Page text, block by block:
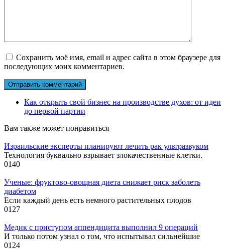
Сохранить моё имя, email и адрес сайта в этом браузере для
последующих моих комментариев.
Как открыть свой бизнес на производстве духов: от идеи
до первой партии
Вам также может понравиться
Израильские эксперты планируют лечить рак ультразвуком
Технология буквально взрывает злокачественные клетки.
0140
Ученые: фруктово-овощная диета снижает риск заболеть
диабетом
Если каждый день есть немного растительных плодов
0127
Медик с приступом аппендицита выполнил 9 операций
И только потом узнал о том, что испытывал сильнейшие
0124